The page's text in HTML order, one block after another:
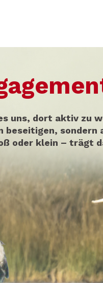
uns, dort aktiv zu
beseitigen, sondern
oder klein – trägt